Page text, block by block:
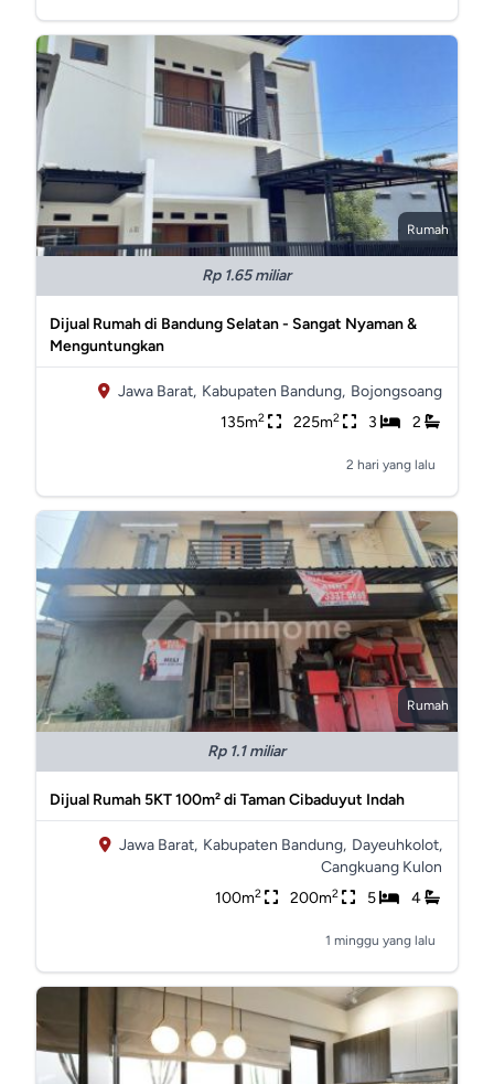
Rumah
Rp 1.65 miliar
Dijual Rumah di Bandung Selatan - Sangat Nyaman &
Menguntungkan
Jawa Barat, Kabupaten Bandung, Bojongsoang
135m2 225m2 3 2
2 hari yang lalu
Rumah
Rp 1.1 miliar
Dijual Rumah 5KT 100m² di Taman Cibaduyut Indah
Jawa Barat, Kabupaten Bandung, Dayeuhkolot,
Cangkuang Kulon
100m2 200m2 5 4
1 minggu yang lalu